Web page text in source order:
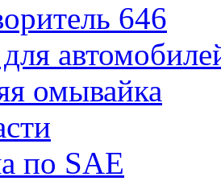
646
омывайка
по SAE